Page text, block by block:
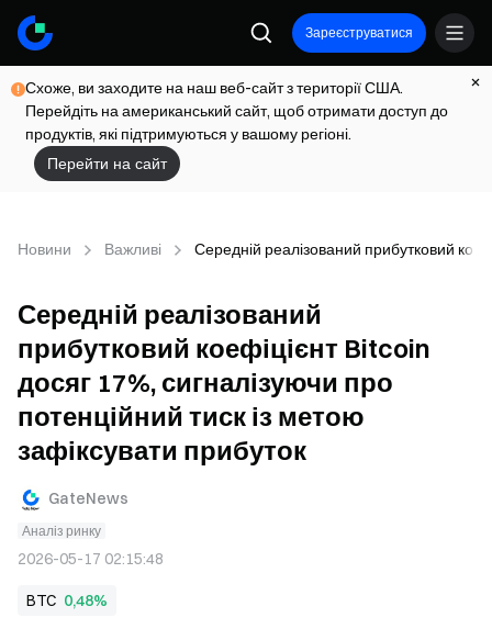
Зареєструватися
Схоже, ви заходите на наш веб-сайт з території США.
Перейдіть на американський сайт, щоб отримати доступ до
продуктів, які підтримуються у вашому регіоні.
Перейти на сайт
Новини Важливі Середній реалізований прибутковий
Середній реалізований
прибутковий коефіцієнт Bitcoin
досяг 17%, сигналізуючи про
потенційний тиск із метою
зафіксувати прибуток
GateNews
Аналіз ринку
2026-05-17 02:15:48
BTC 0,48%